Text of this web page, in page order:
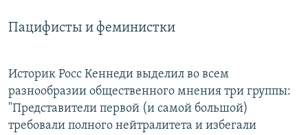
Пацифисты и феминистки
Историк Росс Кеннеди выделил во всем
разнообразии общественного мнения три группы:
"Представители первой (и самой большой)
требовали полного нейтралитета и избегали